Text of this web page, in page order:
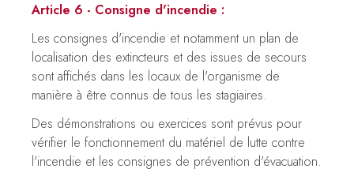
Article 6 - Consigne d'incendie :
Les consignes d'incendie et notamment un plan de
localisation des extincteurs et des issues de secours
sont affichés dans les locaux de l'organisme de
manière à être connus de tous les stagiaires.
Des démonstrations ou exercices sont prévus pour
vérifier le fonctionnement du matériel de lutte contre
l'incendie et les consignes de prévention d'évacuation.